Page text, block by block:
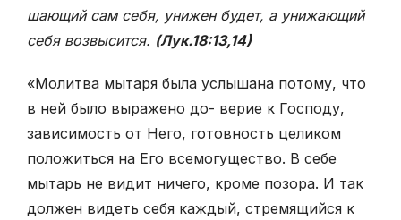
шающий сам себя, унижен будет, а унижающий
себя возвысится. (Лук.18:13,14)
«Молитва мытаря была услышана потому, что
в ней было выражено до- верие к Господу,
зависимость от Него, готовность целиком
положиться на Его всемогущество. В себе
мытарь не видит ничего, кроме позора. И так
должен видеть себя каждый, стремящийся к